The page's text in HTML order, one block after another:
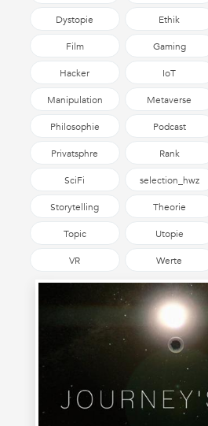
Dystopie Ethik
Film Gaming
Hacker IoT
Manipulation Metaverse
Philosophie Podcast
Privatsphre Rank
SciFi selection_hwz
Storytelling Theorie
Topic Utopie
VR Werte